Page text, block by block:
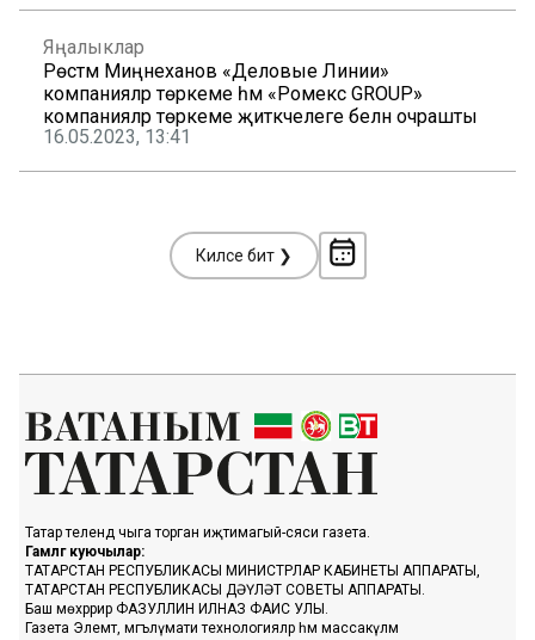
Яңалыклар
Рөстәм Миңнеханов «Деловые Линии»
компанияләр төркеме һәм «Ромекс GROUP»
компанияләр төркеме җитәкчелеге белән очрашты
16.05.2023, 13:41
Киләсе бит ❯
Татар телендә чыга торган иҗтимагый-сәяси газета.
Гамәлгә куючылар:
ТАТАРСТАН РЕСПУБЛИКАСЫ МИНИСТРЛАР КАБИНЕТЫ АППАРАТЫ,
ТАТАРСТАН РЕСПУБЛИКАСЫ ДӘҮЛӘТ СОВЕТЫ АППАРАТЫ.
Баш мөхәррир ФАЗУЛЛИН ИЛНАЗ ФАИС УЛЫ.
Газета Элемтә, мәгълүмати технологияләр һәм массакүләм